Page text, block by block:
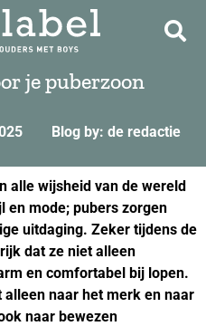
je puberzoon
Blog by: de redactie
alle wijsheid van de wereld
en mode; pubers zorgen
uitdaging. Zeker tijdens de
dat ze niet alleen
en comfortabel bij lopen.
naar het merk en naar
naar bewezen